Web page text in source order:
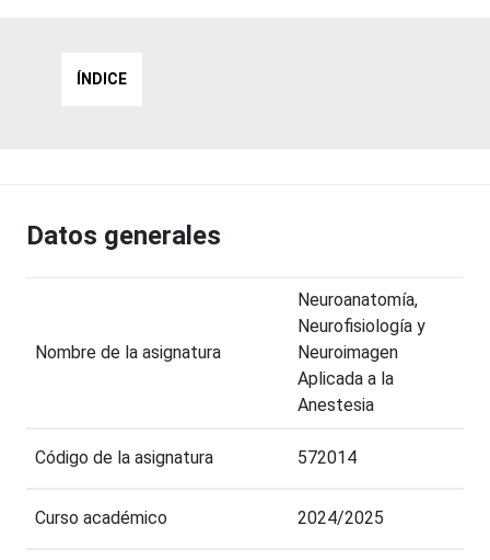
ÍNDICE
Datos generales
Nombre de la asignatura
Neuroanatomía,
Neurofisiología y
Neuroimagen
Aplicada a la
Anestesia
Código de la asignatura 572014
Curso académico 2024/2025